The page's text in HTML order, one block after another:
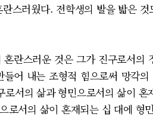
스러웠다. 전학생의 발을 밟은
란스러운 것은 그가 진구로서의
들어 내는 조형적 힘으로써 망각
로서의 삶과 형민으로서의 삶이
로서의 삶이 혼재되는 십 대에 형